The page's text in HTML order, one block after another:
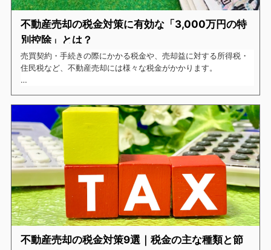
不動産売却の税金対策に有効な「3,000万円の特
別控除」とは？
売買契約・手続きの際にかかる税金や、売却益に対する所得税・
住民税など、不動産売却には様々な税金がかかります。
が受けられるケースはご存知でしょうか。
今回は代表的な3,000万円の特別控除をはじめとする、不動産売
却時に適用できる控除や特例についてご紹介したいと思います。
不動産売却の税金対策9選｜税金の主な種類と節